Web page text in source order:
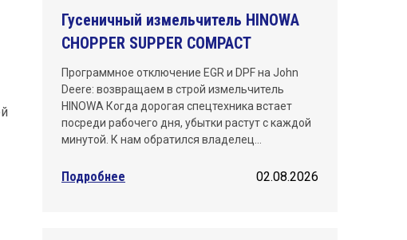
Гусеничный измельчитель HINOWA
CHOPPER SUPPER COMPACT
Программное отключение EGR и DPF на John
Deere: возвращаем в строй измельчитель
HINOWA Когда дорогая спецтехника встает
посреди рабочего дня, убытки растут с каждой
минутой. К нам обратился владелец…
02.08.2026
Подробнее